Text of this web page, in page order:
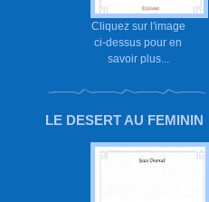
Cliquez sur l'image
ci-dessus pour en
savoir plus...
LE DESERT AU FEMININ